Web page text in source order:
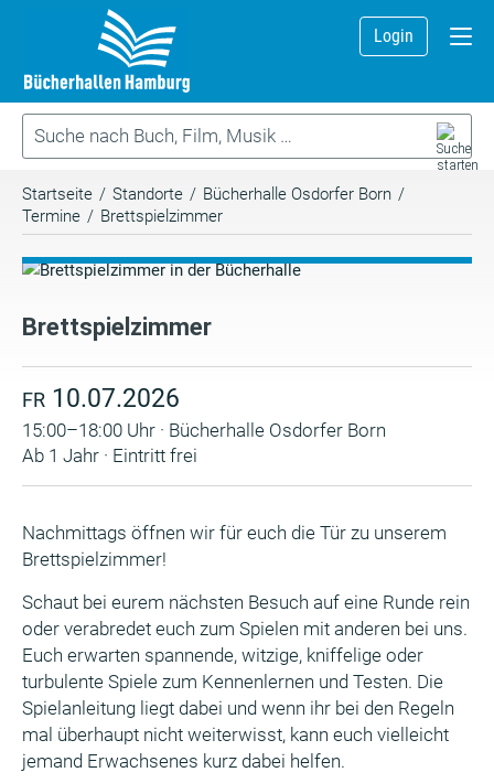
Login
Startseite / Standorte / Bücherhalle Osdorfer Born /
Termine / Brettspielzimmer
Brettspielzimmer
FR 10.07.2026
15:00–18:00 Uhr · Bücherhalle Osdorfer Born
Ab 1 Jahr · Eintritt frei
Nachmittags öffnen wir für euch die Tür zu unserem
Brettspielzimmer!
Schaut bei eurem nächsten Besuch auf eine Runde rein
oder verabredet euch zum Spielen mit anderen bei uns.
Euch erwarten spannende, witzige, kniffelige oder
turbulente Spiele zum Kennenlernen und Testen. Die
Spielanleitung liegt dabei und wenn ihr bei den Regeln
mal überhaupt nicht weiterwisst, kann euch vielleicht
jemand Erwachsenes kurz dabei helfen.